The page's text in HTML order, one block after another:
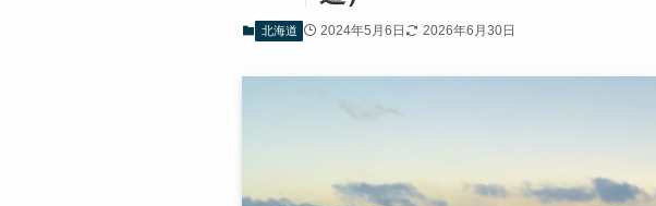
北海道 2024年5月6日 2026年6月30日